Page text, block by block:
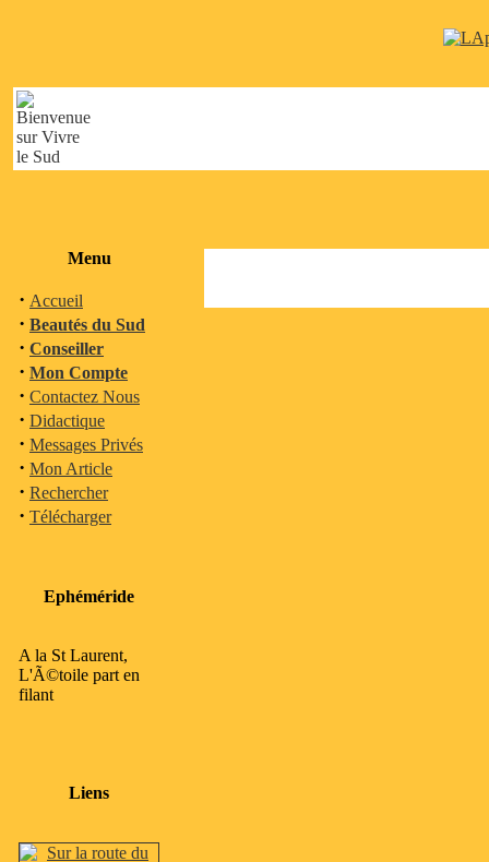
Menu
· Accueil
· Beautés du Sud
· Conseiller
· Mon Compte
· Contactez Nous
· Didactique
· Messages Privés
· Mon Article
· Rechercher
· Télécharger
Ephéméride
A la St Laurent,
L'Ã©toile part en
filant
Liens